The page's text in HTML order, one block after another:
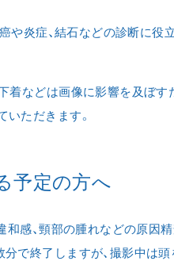
や炎症、結石などの診断に役
着などは画像に影響を及ぼす
ただきます。
予定の方へ
和感、頸部の腫れなどの原因
で終了しますが、撮影中は